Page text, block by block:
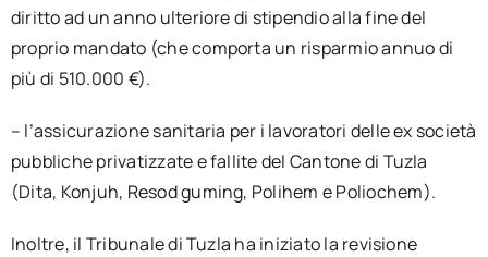
diritto ad un anno ulteriore di stipendio alla fine del
proprio mandato (che comporta un risparmio annuo di
più di 510.000 €).
– l’assicurazione sanitaria per i lavoratori delle ex società
pubbliche privatizzate e fallite del Cantone di Tuzla
(Dita, Konjuh, Resod guming, Polihem e Poliochem).
Inoltre, il Tribunale di Tuzla ha iniziato la revisione